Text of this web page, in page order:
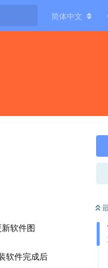
简体中文
软件图
软件完成后